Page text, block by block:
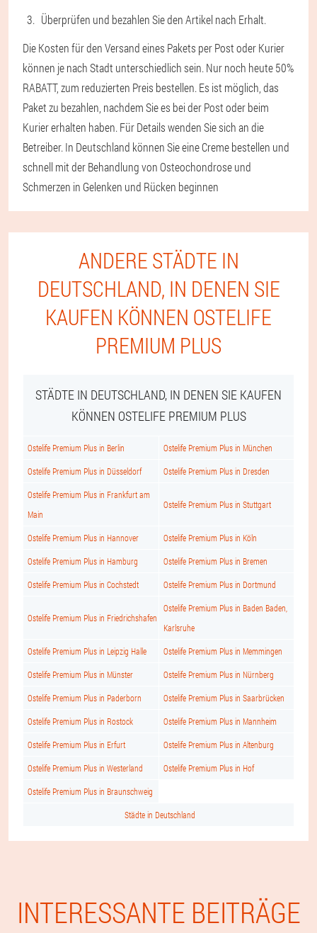
Überprüfen und bezahlen Sie den Artikel nach Erhalt.
Die Kosten für den Versand eines Pakets per Post oder Kurier
können je nach Stadt unterschiedlich sein. Nur noch heute 50%
RABATT, zum reduzierten Preis bestellen. Es ist möglich, das
Paket zu bezahlen, nachdem Sie es bei der Post oder beim
Kurier erhalten haben. Für Details wenden Sie sich an die
Betreiber. In Deutschland können Sie eine Creme bestellen und
schnell mit der Behandlung von Osteochondrose und
Schmerzen in Gelenken und Rücken beginnen
ANDERE STÄDTE IN
DEUTSCHLAND, IN DENEN SIE
KAUFEN KÖNNEN OSTELIFE
PREMIUM PLUS
STÄDTE IN DEUTSCHLAND, IN DENEN SIE KAUFEN
KÖNNEN OSTELIFE PREMIUM PLUS
Ostelife Premium Plus in Berlin Ostelife Premium Plus in München
Ostelife Premium Plus in Düsseldorf Ostelife Premium Plus in Dresden
Ostelife Premium Plus in Frankfurt am
Main
Ostelife Premium Plus in Stuttgart
Ostelife Premium Plus in Hannover Ostelife Premium Plus in Köln
Ostelife Premium Plus in Hamburg Ostelife Premium Plus in Bremen
Ostelife Premium Plus in Cochstedt Ostelife Premium Plus in Dortmund
Ostelife Premium Plus in Friedrichshafen
Ostelife Premium Plus in Baden Baden,
Karlsruhe
Ostelife Premium Plus in Leipzig Halle Ostelife Premium Plus in Memmingen
Ostelife Premium Plus in Münster Ostelife Premium Plus in Nürnberg
Ostelife Premium Plus in Paderborn Ostelife Premium Plus in Saarbrücken
Ostelife Premium Plus in Rostock Ostelife Premium Plus in Mannheim
Ostelife Premium Plus in Erfurt Ostelife Premium Plus in Altenburg
Ostelife Premium Plus in Westerland Ostelife Premium Plus in Hof
Ostelife Premium Plus in Braunschweig
Städte in Deutschland
INTERESSANTE BEITRÄGE